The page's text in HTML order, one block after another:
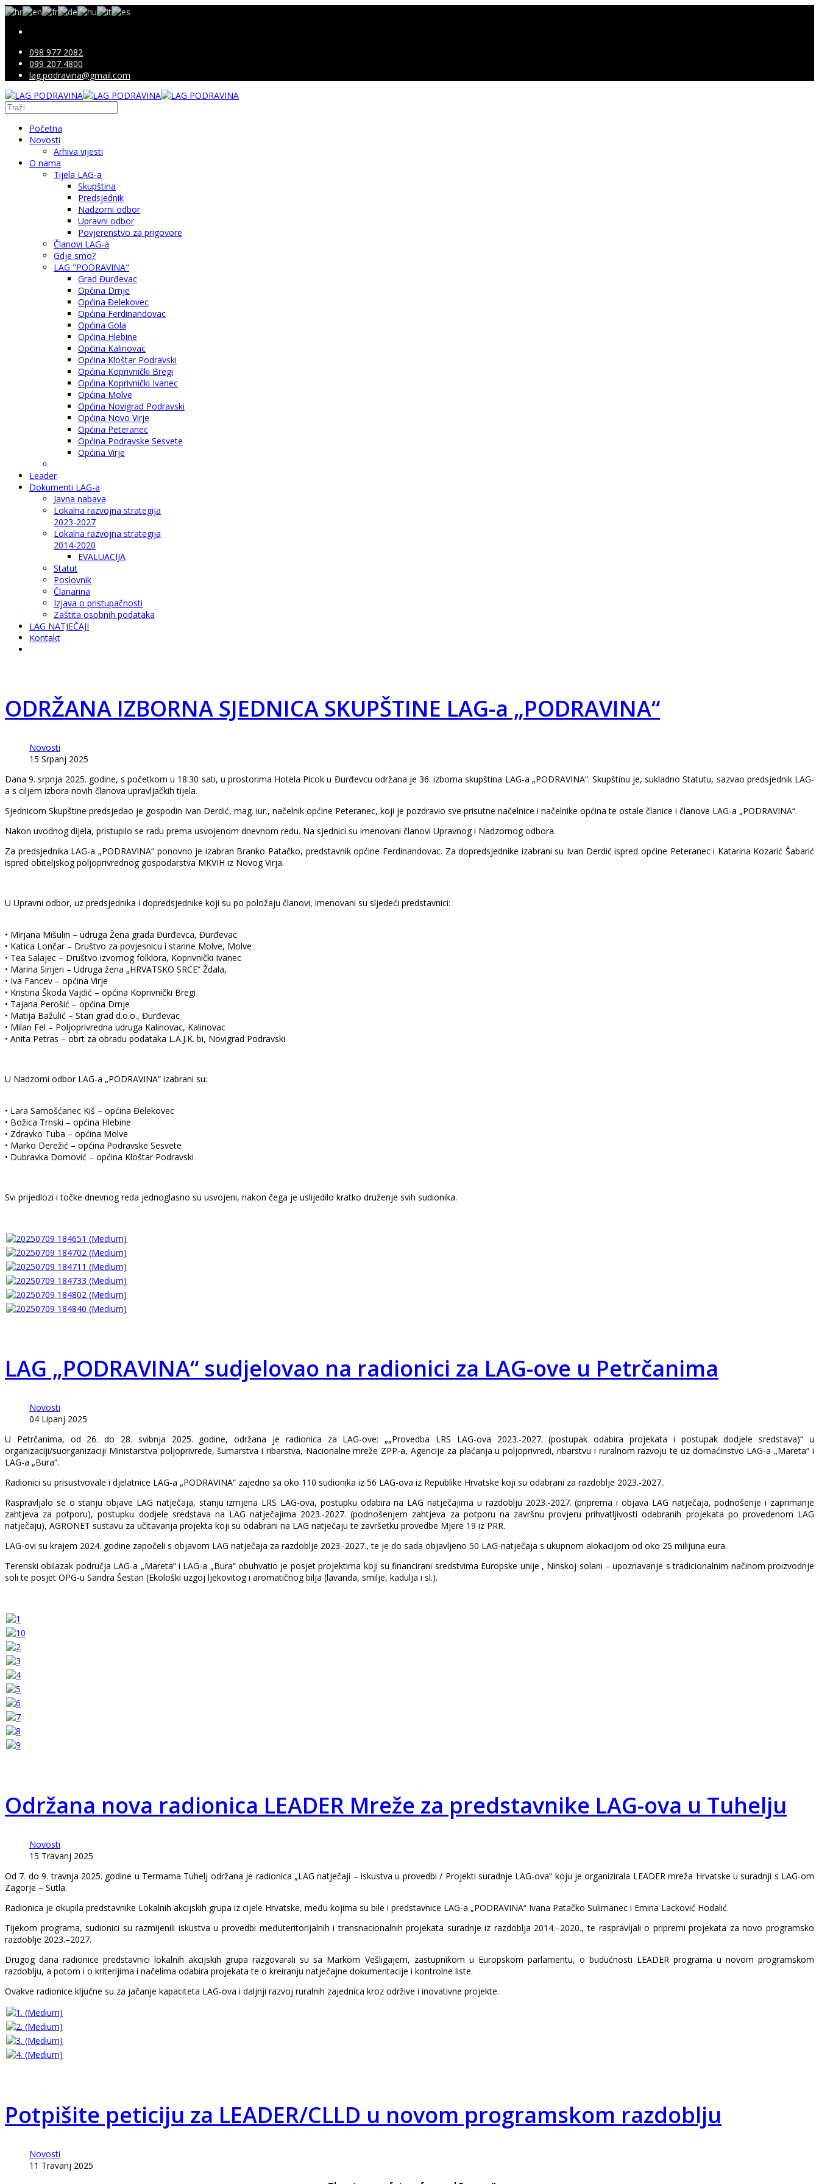
098 977 2082
099 207 4800
lag.podravina@gmail.com
Početna
Novosti
Arhiva vijesti
O nama
Tijela LAG-a
Skupština
Predsjednik
Nadzorni odbor
Upravni odbor
Povjerenstvo za prigovore
Članovi LAG-a
Gdje smo?
LAG "PODRAVINA"
Grad Đurđevac
Općina Drnje
Općina Đelekovec
Općina Ferdinandovac
Općina Gola
Općina Hlebine
Općina Kalinovac
Općina Kloštar Podravski
Općina Koprivnički Bregi
Općina Koprivnički Ivanec
Općina Molve
Općina Novigrad Podravski
Općina Novo Virje
Općina Peteranec
Općina Podravske Sesvete
Općina Virje
Leader
Dokumenti LAG-a
Javna nabava
Lokalna razvojna strategija
2023-2027
Lokalna razvojna strategija
2014-2020
EVALUACIJA
Statut
Poslovnik
Članarina
Izjava o pristupačnosti
Zaštita osobnih podataka
LAG NATJEČAJI
Kontakt
ODRŽANA IZBORNA SJEDNICA SKUPŠTINE LAG-a „PODRAVINA“
Novosti
15 Srpanj 2025
Dana 9. srpnja 2025. godine, s početkom u 18:30 sati, u prostorima Hotela Picok u Đurđevcu održana je 36. izborna skupština LAG-a „PODRAVINA“. Skupštinu je, sukladno Statutu, sazvao predsjednik LAG-
a s ciljem izbora novih članova upravljačkih tijela.
Sjednicom Skupštine predsjedao je gospodin Ivan Derdić, mag. iur., načelnik općine Peteranec, koji je pozdravio sve prisutne načelnice i načelnike općina te ostale članice i članove LAG-a „PODRAVINA“.
Nakon uvodnog dijela, pristupilo se radu prema usvojenom dnevnom redu. Na sjednici su imenovani članovi Upravnog i Nadzornog odbora.
Za predsjednika LAG-a „PODRAVINA“ ponovno je izabran Branko Patačko, predstavnik općine Ferdinandovac. Za dopredsjednike izabrani su Ivan Derdić ispred općine Peteranec i Katarina Kozarić Šabarić
ispred obiteljskog poljoprivrednog gospodarstva MKVIH iz Novog Virja.
U Upravni odbor, uz predsjednika i dopredsjednike koji su po položaju članovi, imenovani su sljedeći predstavnici:
• Mirjana Mišulin – udruga Žena grada Đurđevca, Đurđevac
• Katica Lončar – Društvo za povjesnicu i starine Molve, Molve
• Tea Salajec – Društvo izvornog folklora, Koprivnički Ivanec
• Marina Sinjeri – Udruga žena „HRVATSKO SRCE“ Ždala,
• Iva Fancev – općina Virje
• Kristina Škoda Vajdić – općina Koprivnički Bregi
• Tajana Perošić – općina Drnje
• Matija Bažulić – Stari grad d.o.o., Đurđevac
• Milan Fel – Poljoprivredna udruga Kalinovac, Kalinovac
• Anita Petras – obrt za obradu podataka L.A.J.K. bi, Novigrad Podravski
U Nadzorni odbor LAG-a „PODRAVINA“ izabrani su:
• Lara Samošćanec Kiš – općina Đelekovec
• Božica Trnski – općina Hlebine
• Zdravko Tuba – općina Molve
• Marko Derežić – općina Podravske Sesvete
• Dubravka Domović – općina Kloštar Podravski
Svi prijedlozi i točke dnevnog reda jednoglasno su usvojeni, nakon čega je uslijedilo kratko druženje svih sudionika.
LAG „PODRAVINA“ sudjelovao na radionici za LAG-ove u Petrčanima
Novosti
04 Lipanj 2025
U Petrčanima, od 26. do 28. svibnja 2025. godine, održana je radionica za LAG-ove: „„Provedba LRS LAG-ova 2023.-2027. (postupak odabira projekata i postupak dodjele sredstava)“ u
organizaciji/suorganizaciji Ministarstva poljoprivrede, šumarstva i ribarstva, Nacionalne mreže ZPP-a, Agencije za plaćanja u poljoprivredi, ribarstvu i ruralnom razvoju te uz domaćinstvo LAG-a „Mareta“ i
LAG-a „Bura“.
Radionici su prisustvovale i djelatnice LAG-a „PODRAVINA“ zajedno sa oko 110 sudionika iz 56 LAG-ova iz Republike Hrvatske koji su odabrani za razdoblje 2023.-2027..
Raspravljalo se o stanju objave LAG natječaja, stanju izmjena LRS LAG-ova, postupku odabira na LAG natječajima u razdoblju 2023.-2027. (priprema i objava LAG natječaja, podnošenje i zaprimanje
zahtjeva za potporu), postupku dodjele sredstava na LAG natječajima 2023.-2027. (podnošenjem zahtjeva za potporu na završnu provjeru prihvatljivosti odabranih projekata po provedenom LAG
natječaju), AGRONET sustavu za učitavanja projekta koji su odabrani na LAG natječaju te završetku provedbe Mjere 19 iz PRR.
LAG-ovi su krajem 2024. godine započeli s objavom LAG natječaja za razdoblje 2023.-2027., te je do sada objavljeno 50 LAG-natječaja s ukupnom alokacijom od oko 25 milijuna eura.
Terenski obilazak područja LAG-a „Mareta“ i LAG-a „Bura“ obuhvatio je posjet projektima koji su financirani sredstvima Europske unije , Ninskoj solani – upoznavanje s tradicionalnim načinom proizvodnje
soli te posjet OPG-u Sandra Šestan (Ekološki uzgoj ljekovitog i aromatičnog bilja (lavanda, smilje, kadulja i sl.).
Održana nova radionica LEADER Mreže za predstavnike LAG-ova u Tuhelju
Novosti
15 Travanj 2025
Od 7. do 9. travnja 2025. godine u Termama Tuhelj održana je radionica „LAG natječaji – iskustva u provedbi / Projekti suradnje LAG-ova“ koju je organizirala LEADER mreža Hrvatske u suradnji s LAG-om
Zagorje – Sutla.
Radionica je okupila predstavnike Lokalnih akcijskih grupa iz cijele Hrvatske, među kojima su bile i predstavnice LAG-a „PODRAVINA“ Ivana Patačko Sulimanec i Emina Lacković Hodalić.
Tijekom programa, sudionici su razmijenili iskustva u provedbi međuteritorijalnih i transnacionalnih projekata suradnje iz razdoblja 2014.–2020., te raspravljali o pripremi projekata za novo programsko
razdoblje 2023.–2027.
Drugog dana radionice predstavnici lokalnih akcijskih grupa razgovarali su sa Markom Vešligajem, zastupnikom u Europskom parlamentu, o budućnosti LEADER programa u novom programskom
razdoblju, a potom i o kriterijima i načelima odabira projekata te o kreiranju natječajne dokumentacije i kontrolne liste.
Ovakve radionice ključne su za jačanje kapaciteta LAG-ova i daljnji razvoj ruralnih zajednica kroz održive i inovativne projekte.
Potpišite peticiju za LEADER/CLLD u novom programskom razdoblju
Novosti
11 Travanj 2025